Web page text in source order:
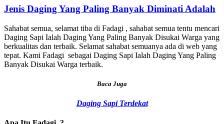
Jenis Daging Yang Paling Banyak Diminati Adalah
Sahabat semua, selamat tiba di Fadagi , sahabat semua tentu mencari
Daging Sapi Ialah Daging Yang Paling Banyak Disukai Warga yang
berkualitas dan terbaik. Selamat sahabat semuanya ada di web yang
tepat. Kami Fadagi sebagai Daging Sapi Ialah Daging Yang Paling
Banyak Disukai Warga terbaik.
Baca Juga
Daging Sapi Terdekat